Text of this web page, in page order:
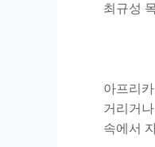
최규성
아프리
거리거
속에서